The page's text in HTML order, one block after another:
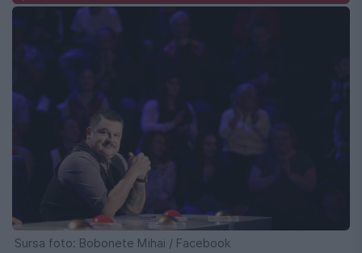
Sursa foto: Bobonete Mihai / Facebook